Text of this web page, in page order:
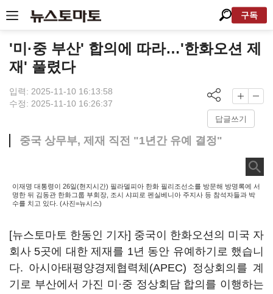
구독
'미·중 부산' 합의에 따라…'한화오션 제
재' 풀렸다
입력: 2025-11-10 16:13:58
수정: 2025-11-10 16:26:37
답글쓰기
중국 상무부, 제재 직전 "1년간 유예 결정"
이재명 대통령이 26일(현지시간) 필라델피아 한화 필리조선소를 방문해 방명록에 서
명한 뒤 김동관 한화그룹 부회장, 조시 샤피로 펜실베니아 주지사 등 참석자들과 박
수를 치고 있다. (사진=뉴시스)
[뉴스토마토 한동인 기자] 중국이 한화오션의 미국 자
회사 5곳에 대한 제재를 1년 동안 유예하기로 했습니
다. 아시아태평양경제협력체(APEC) 정상회의를 계
기로 부산에서 가진 미·중 정상회담 합의를 이행하는